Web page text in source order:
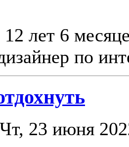
12 лет 6
по
23 июня